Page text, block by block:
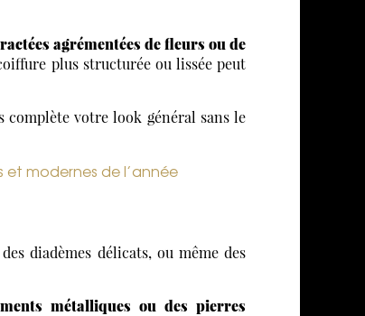
agrémentées de fleurs ou de
plus structurée ou lissée peut
complète votre look général sans le
modernes de l’année
diadèmes délicats, ou même des
métalliques ou des pierres